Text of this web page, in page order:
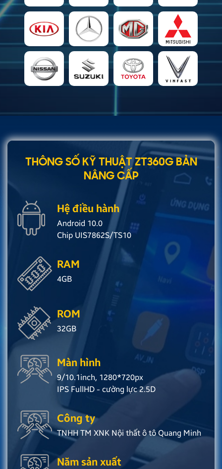
THÔNG SỐ KỸ THUẬT ZT360G BẢN
NÂNG CẤP
Hệ điều hành
Android 10.0
Chip UIS7862S/TS10
RAM
4GB
ROM
32GB
Màn hình
9/10.1inch, 1280*720px
IPS FullHD - cường lực 2.5D
Công ty
TNHH TM XNK Nội thất ô tô Quang Minh
Năm sản xuất